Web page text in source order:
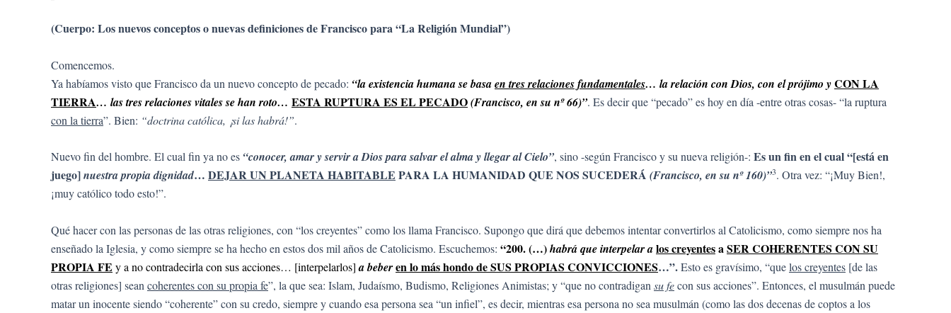
(Cuerpo: Los nuevos conceptos o nuevas definiciones de Francisco para “La Religión Mundial”)
Comencemos.
Ya habíamos visto que Francisco da un nuevo concepto de pecado: “la existencia humana se basaen tres relaciones fundamentales… la relación con Dios, con el prójimo yCON LA
TIERRA… las tres relaciones vitales se han roto… ESTA RUPTURA ES EL PECADO(Francisco, en su nº 66)”. Es decir que “pecado” es hoy en día -entre otras cosas- “la ruptura
con la tierra”. Bien: “doctrina católica, ¡si las habrá!”.
Nuevo fin del hombre. El cual fin ya no es “conocer, amar y servir a Dios para salvar el alma y llegar al Cielo”, sino -según Francisco y su nueva religión-: Es un fin en el cual “[está en
juego]nuestra propia dignidad… DEJAR UN PLANETA HABITABLE PARA LA HUMANIDAD QUE NOS SUCEDERÁ (Francisco, en su nº 160)”3. Otra vez: “¡Muy Bien!,
¡muy católico todo esto!”.
Qué hacer con las personas de las otras religiones, con “los creyentes” como los llama Francisco. Supongo que dirá que debemos intentar convertirlos al Catolicismo, como siempre nos ha
enseñado la Iglesia, y como siempre se ha hecho en estos dos mil años de Catolicismo. Escuchemos: “200. (…)habrá que interpelar alos creyentesaSER COHERENTES CON SU
PROPIA FE y a no contradecirla con sus acciones… [interpelarlos] a beberen lo más hondo de SUS PROPIAS CONVICCIONES…”.Esto es gravísimo, “quelos creyentes [de las
otras religiones] sean coherentes con su propia fe”, la que sea: Islam, Judaísmo, Budismo, Religiones Animistas; y “que no contradigan su fecon sus acciones”. Entonces, el musulmán puede
matar un inocente siendo “coherente” con su credo, siempre y cuando esa persona sea “un infiel”, es decir, mientras esa persona no sea musulmán (como las dos decenas de coptos a los